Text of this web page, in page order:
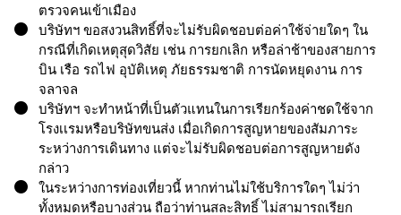
ตรวจคนเข้าเมือง
บริษัทฯ ขอสงวนสิทธิ์ที่จะไม่รับผิดชอบต่อค่าใช้จ่ายใดๆ ใน
กรณีที่เกิดเหตุสุดวิสัย เช่น การยกเลิก หรือล่าช้าของสายการ
บิน เรือ รถไฟ อุบัติเหตุ ภัยธรรมชาติ การนัดหยุดงาน การ
จลาจล
บริษัทฯ จะทำหน้าที่เป็นตัวแทนในการเรียกร้องค่าชดใช้จาก
โรงเเรมหรือบริษัทขนส่ง เมื่อเกิดการสูญหายของสัมภาระ
ระหว่างการเดินทาง แต่จะไม่รับผิดชอบต่อการสูญหายดัง
กล่าว
ในระหว่างการท่องเที่ยวนี้ หากท่านไม่ใช้บริการใดๆ ไม่ว่า
ทั้งหมดหรือบางส่วน ถือว่าท่านสละสิทธิ์ ไม่สามารถเรียก